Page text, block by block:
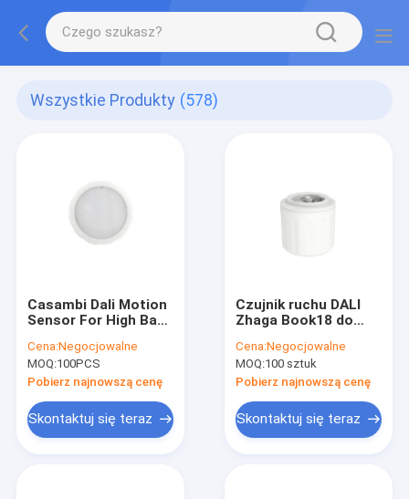
Wszystkie Produkty (578)
Casambi Dali Motion
Sensor For High Bay,
Height, nadaje się do
użytku w magazynie
Cena:Negocjowalne
MOQ:100PCS
Pobierz najnowszą cenę
Skontaktuj się teraz
Czujnik ruchu DALI
Zhaga Book18 do
stopień ochrony
IP65, maksymalna
wysokość montażu
12m
Cena:Negocjowalne
MOQ:100 sztuk
Pobierz najnowszą cenę
Skontaktuj się teraz